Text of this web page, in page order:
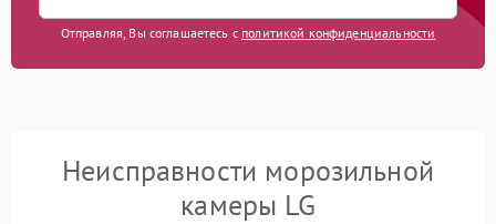
Отправляя, Вы соглашаетесь с политикой конфиденциальности
Неисправности морозильной
камеры LG